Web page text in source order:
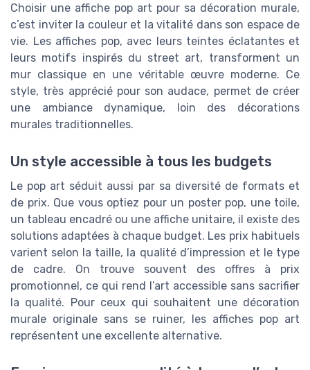
Choisir une affiche pop art pour sa décoration murale,
c’est inviter la couleur et la vitalité dans son espace de
vie. Les affiches pop, avec leurs teintes éclatantes et
leurs motifs inspirés du street art, transforment un
mur classique en une véritable œuvre moderne. Ce
style, très apprécié pour son audace, permet de créer
une ambiance dynamique, loin des décorations
murales traditionnelles.
Un style accessible à tous les budgets
Le pop art séduit aussi par sa diversité de formats et
de prix. Que vous optiez pour un poster pop, une toile,
un tableau encadré ou une affiche unitaire, il existe des
solutions adaptées à chaque budget. Les prix habituels
varient selon la taille, la qualité d’impression et le type
de cadre. On trouve souvent des offres à prix
promotionnel, ce qui rend l’art accessible sans sacrifier
la qualité. Pour ceux qui souhaitent une décoration
murale originale sans se ruiner, les affiches pop art
représentent une excellente alternative.